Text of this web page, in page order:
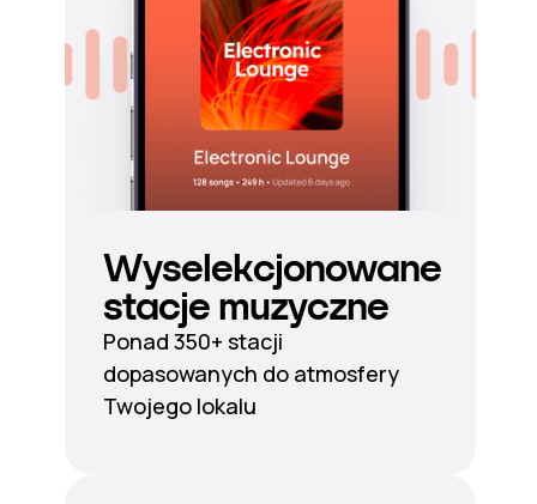
Wyselekcjonowane
stacje muzyczne
Ponad 350+ stacji
dopasowanych do atmosfery
Twojego lokalu